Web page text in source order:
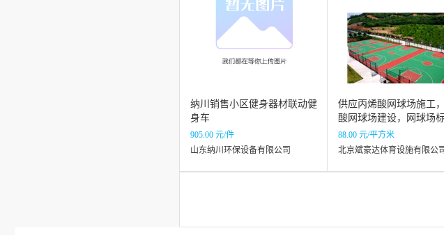
纳川销售小区健身器材联动健
身车
905.00 元/件
山东纳川环保设备有限公司
供应丙烯酸网球场施工
酸网球场建设，网球场
格
88.00 元/平方米
北京斌豪达体育设施有限公司